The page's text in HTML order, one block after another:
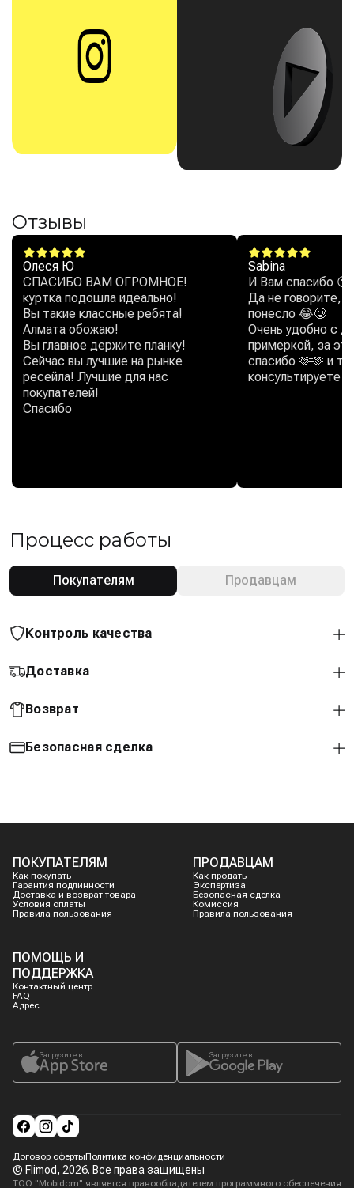
Отзывы
Олеся Ю
СПАСИБО ВАМ ОГРОМНОЕ!
куртка подошла идеально!
Вы такие классные ребята!
Алмата обожаю!
Вы главное держите планку!
Сейчас вы лучшие на рынке
ресейла! Лучшие для нас
покупателей!
Спасибо
Sabina
И Вам спасибо 😘
Да не говорите,
понесло 😂🥲
Очень удобно с
примеркой, за
спасибо 🫶🫶 и то
консультируете
Процесс работы
Покупателям Продавцам
Контроль качества
Доставка
Возврат
Безопасная сделка
ПОКУПАТЕЛЯМ
Как покупать
Гарантия подлинности
Доставка и возврат товара
Условия оплаты
Правила пользования
ПРОДАВЦАМ
Как продать
Экспертиза
Безопасная сделка
Комиссия
Правила пользования
ПОМОЩЬ И
ПОДДЕРЖКА
Контактный центр
FAQ
Адрес
Загрузите в Загрузите в
Договор офертыПолитика конфиденциальности
© Flimod, 2026. Все права защищены
ТОО "Mobidom" является правообладателем программного обеспечения